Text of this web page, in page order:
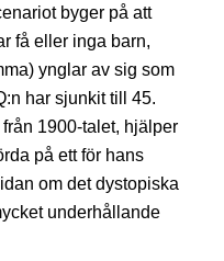
byger på att
få eller inga barn,
ynglar av sig som
har sjunkit till 45.
1900-talet, hjälper
på ett för hans
om det dystopiska
underhållande